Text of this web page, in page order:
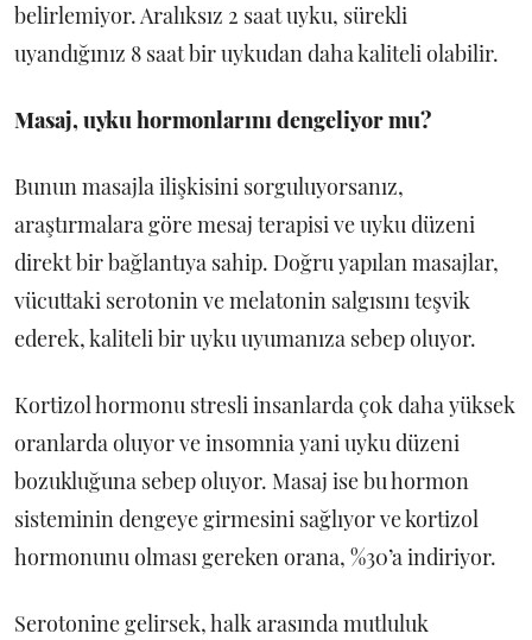
belirlemiyor. Aralıksız 2 saat uyku, sürekli
uyandığınız 8 saat bir uykudan daha kaliteli olabilir.
Masaj, uyku hormonlarını dengeliyor mu?
Bunun masajla ilişkisini sorguluyorsanız,
araştırmalara göre mesaj terapisi ve uyku düzeni
direkt bir bağlantıya sahip. Doğru yapılan masajlar,
vücuttaki serotonin ve melatonin salgısını teşvik
ederek, kaliteli bir uyku uyumanıza sebep oluyor.
Kortizol hormonu stresli insanlarda çok daha yüksek
oranlarda oluyor ve insomnia yani uyku düzeni
bozukluğuna sebep oluyor. Masaj ise bu hormon
sisteminin dengeye girmesini sağlıyor ve kortizol
hormonunu olması gereken orana, %30’a indiriyor.
Serotonine gelirsek, halk arasında mutluluk